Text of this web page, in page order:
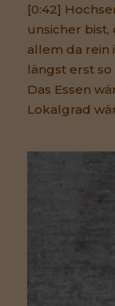
[0:42]
unsicher
allem da rein
längst erst
Das Essen
Lokalgrad